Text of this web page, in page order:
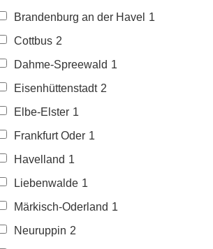
Brandenburg an der Havel 1
Cottbus 2
Dahme-Spreewald 1
Eisenhüttenstadt 2
Elbe-Elster 1
Frankfurt Oder 1
Havelland 1
Liebenwalde 1
Märkisch-Oderland 1
Neuruppin 2